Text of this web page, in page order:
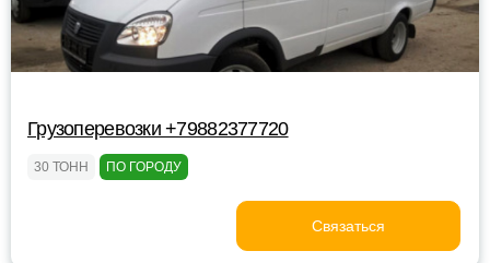
Грузоперевозки +79882377720
30 ТОНН ПО ГОРОДУ
Связаться